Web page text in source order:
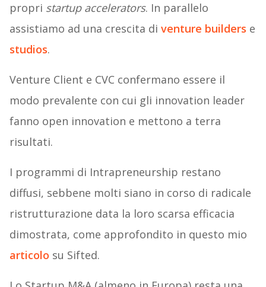
propri startup accelerators. In parallelo
assistiamo ad una crescita di venture builders e
studios.
Venture Client e CVC confermano essere il
modo prevalente con cui gli innovation leader
fanno open innovation e mettono a terra
risultati.
I programmi di Intrapreneurship restano
diffusi, sebbene molti siano in corso di radicale
ristrutturazione data la loro scarsa efficacia
dimostrata, come approfondito in questo mio
articolo su Sifted.